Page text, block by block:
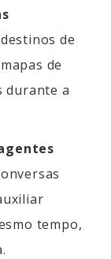
de
de
durante a
tempo,